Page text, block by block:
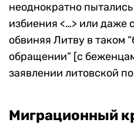
неоднократно
избиения <…> или даже
обвиняя Литву в таком
обращении” [с
заявлении литовской
Миграционный